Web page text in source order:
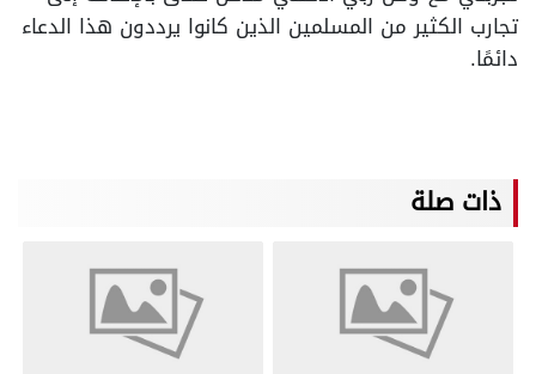
تجارب الكثير من المسلمين الذين كانوا يرددون هذا الدعاء
دائمًا.
ذات صلة